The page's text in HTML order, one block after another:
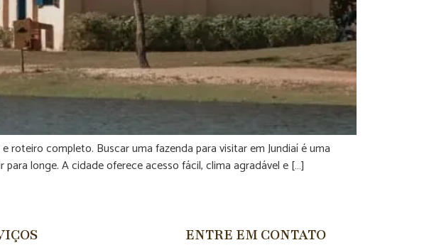
roteiro completo. Buscar uma fazenda para visitar em Jundiaí é uma
longe. A cidade oferece acesso fácil, clima agradável e […]
ENTRE EM CONTATO